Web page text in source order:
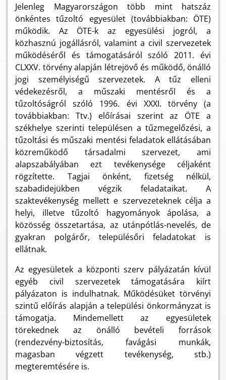
Jelenleg Magyarországon több mint hatszáz
önkéntes tűzoltó egyesület (továbbiakban: ÖTE)
működik. Az ÖTE-k az egyesülési jogról, a
közhasznú jogállásról, valamint a civil szervezetek
működéséről és támogatásáról szóló 2011. évi
CLXXV. törvény alapján létrejövő és működő, önálló
jogi személyiségű szervezetek. A tűz elleni
védekezésről, a műszaki mentésről és a
tűzoltóságról szóló 1996. évi XXXI. törvény (a
továbbiakban: Ttv.) előírásai szerint az ÖTE a
székhelye szerinti településen a tűzmegelőzési, a
tűzoltási és műszaki mentési feladatok ellátásában
közreműködő társadalmi szervezet, ami
alapszabályában ezt tevékenysége céljaként
rögzítette. Tagjai önként, fizetség nélkül,
szabadidejükben végzik feladataikat. A
szaktevékenység mellett e szervezeteknek célja a
helyi, illetve tűzoltó hagyományok ápolása, a
közösség összetartása, az utánpótlás-nevelés, de
gyakran polgárőr, településőri feladatokat is
ellátnak.
Az egyesületek a központi szerv pályázatán kívül
egyéb civil szervezetek támogatására kiírt
pályázaton is indulhatnak. Működésüket törvényi
szintű előírás alapján a települési önkormányzat is
támogatja. Mindemellett az egyesületek
törekednek az önálló bevételi források
(rendezvény-biztosítás, favágási munkák,
magasban végzett tevékenység, stb.)
megteremtésére is.